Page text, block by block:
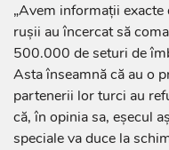
„Avem informaţii
ruşii au încercat să
500.000 de seturi de
Asta înseamnă că au o
partenerii lor turci au
că, în opinia sa, eşecul
speciale va duce la